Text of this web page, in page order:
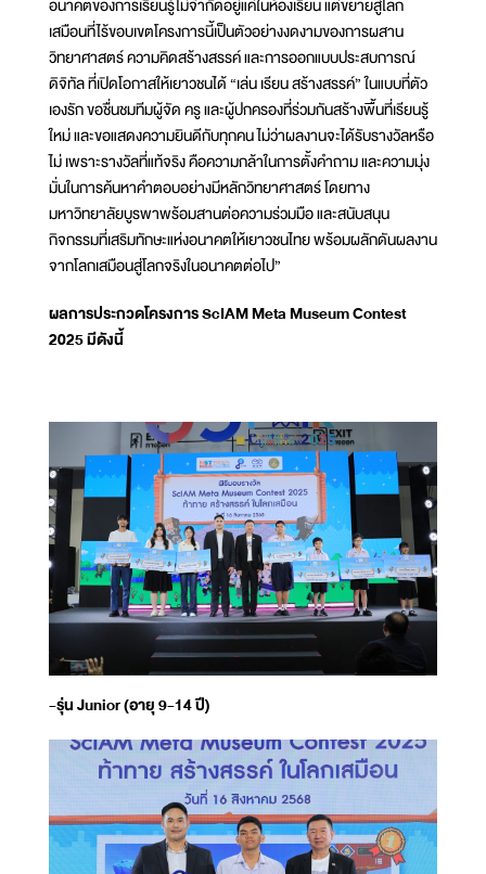
อนาคตของการเรียนรู้ไม่จำกัดอยู่แค่ในห้องเรียน แต่ขยายสู่โลก
เสมือนที่ไร้ขอบเขตโครงการนี้เป็นตัวอย่างงดงามของการผสาน
วิทยาศาสตร์ ความคิดสร้างสรรค์ และการออกแบบประสบการณ์
ดิจิทัล ที่เปิดโอกาสให้เยาวชนได้ “เล่น เรียน สร้างสรรค์” ในแบบที่ตัว
เองรัก ขอชื่นชมทีมผู้จัด ครู และผู้ปกครองที่ร่วมกันสร้างพื้นที่เรียนรู้
ใหม่ และขอแสดงความยินดีกับทุกคน ไม่ว่าผลงานจะได้รับรางวัลหรือ
ไม่ เพราะรางวัลที่แท้จริง คือความกล้าในการตั้งคำถาม และความมุ่ง
มั่นในการค้นหาคำตอบอย่างมีหลักวิทยาศาสตร์ โดยทาง
มหาวิทยาลัยบูรพาพร้อมสานต่อความร่วมมือ และสนับสนุน
กิจกรรมที่เสริมทักษะแห่งอนาคตให้เยาวชนไทย พร้อมผลักดันผลงาน
จากโลกเสมือนสู่โลกจริงในอนาคตต่อไป”
ผลการประกวดโครงการ ScIAM Meta Museum Contest
2025 มีดังนี้
-รุ่น Junior (อายุ 9-14 ปี)